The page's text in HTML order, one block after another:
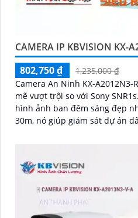
CAMERA IP KBVISION KX-
802,750 ₫
1,235,000 ₫
Camera An Ninh KX-A2012N3-
mẽ vượt trội so với Sony SNR1s. Với khả năng hiển thị
hình ảnh ban đêm sáng đẹp
30m, nó giúp giám sát dự án